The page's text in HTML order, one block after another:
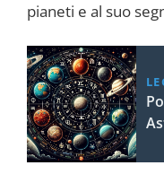
pianeti e al suo